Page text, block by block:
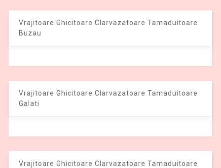
Vrajitoare Ghicitoare Clarvazatoare Tamaduitoare
Buzau
Vrajitoare Ghicitoare Clarvazatoare Tamaduitoare
Galati
Vrajitoare Ghicitoare Clarvazatoare Tamaduitoare